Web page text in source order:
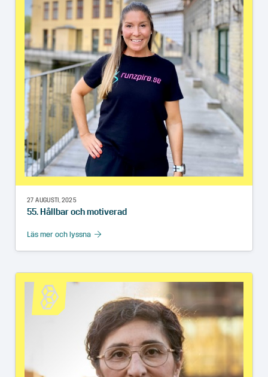
27 AUGUSTI, 2025
55. Hållbar och motiverad
Läs mer och lyssna